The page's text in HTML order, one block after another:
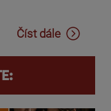
Číst dále